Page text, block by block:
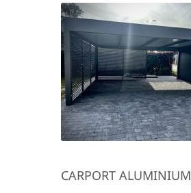
CARPORT ALUMINIUM